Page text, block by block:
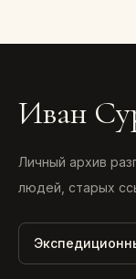
Иван
Личный архив
людей, старых